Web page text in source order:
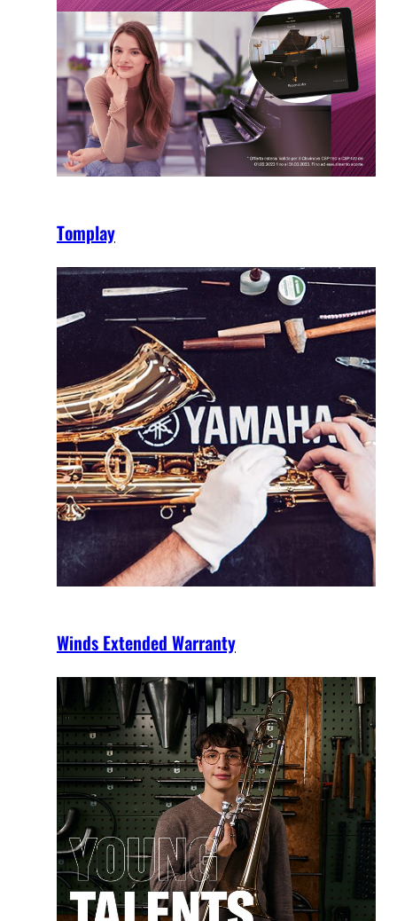
Tomplay
Winds Extended Warranty